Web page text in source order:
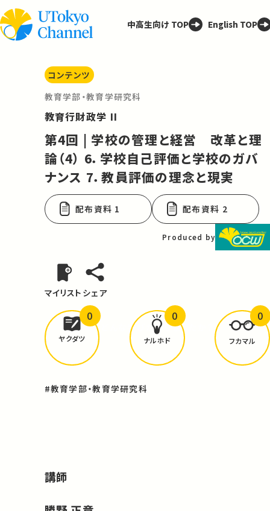
中高生向け TOP English TOP
コンテンツ
教育学部・教育学研究科
教育行財政学 II
第4回 | 学校の管理と経営 改革と理
論（4） 6．学校自己評価と学校のガバ
ナンス 7．教員評価の理念と現実
配布資料 1 配布資料 2
Produced by
マイリスト シェア
どんな学びがありましたか？
ヤクダツ
0
ナルホド
0
フカマル
0
#教育学部・教育学研究科
講師